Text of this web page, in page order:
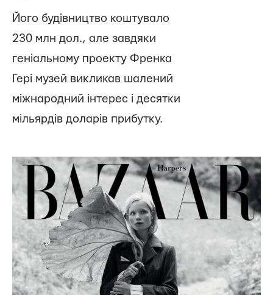
Його будівництво коштувало
230 млн дол., але завдяки
геніальному проекту Френка
Гері музей викликав шалений
міжнародний інтерес і десятки
мільярдів доларів прибутку.